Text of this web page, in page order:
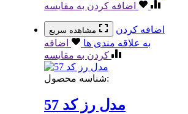
اضافه کردن به مقایسه
مشاهده سریع
اضافه کردن
به علاقه مندی ها
اضافه
کردن به مقایسه
شناسه محصول:
مدل رز کد 57